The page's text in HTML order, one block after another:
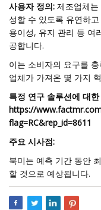
사용자 정의: 제조업체
성할 수 있도록 유연하
용이성, 유지 관리 등 여
공합니다.
이는 소비자의 요구를
업체가 가져온 몇 가지
특정 연구 솔루션에 대
https://
flag=RC&rep_id=8611
주요 시사점:
북미는 예측 기간 동안
할 것으로 예상됩니다.